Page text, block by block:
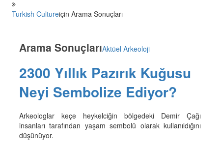
Turkish Cultureiçin Arama Sonuçları
Arama SonuçlarıAktüel Arkeoloji
2300 Yıllık Pazırık Kuğusu
Neyi Sembolize Ediyor?
Arkeologlar keçe heykelciğin bölgedeki Demir Çağı
insanları tarafından yaşam sembolü olarak kullanıldığını
düşünüyor.